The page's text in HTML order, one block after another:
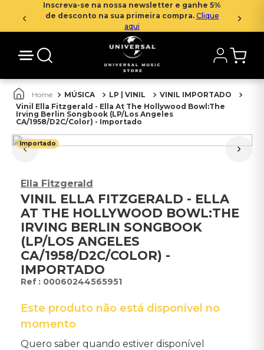
Inscreva-se na nossa newsletter e ganhe 5%
de desconto na sua primeira compra. Clique
aqui
MÚSICA LP | VINIL
VINIL IMPORTADO
Vinil Ella Fitzgerald - Ella At The Hollywood Bowl:The
Irving Berlin Songbook (LP/Los Angeles
CA/1958/D2C/Color) - Importado
Importado
Ella Fitzgerald
VINIL ELLA FITZGERALD - ELLA
AT THE HOLLYWOOD BOWL:THE
IRVING BERLIN SONGBOOK
(LP/LOS ANGELES
CA/1958/D2C/COLOR) -
IMPORTADO
: 00060244565951
Este produto não está disponível no
momento
Quero saber quando estiver disponível